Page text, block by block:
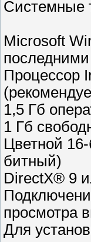
Системные
Microsoft
Процессор
1,5 Гб
1 Гб
Цветной
битный)
DirectX® 9
просмотра
Для